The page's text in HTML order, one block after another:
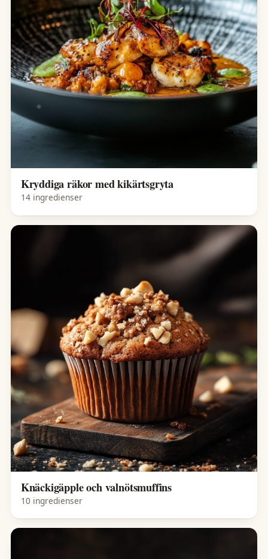
Kryddiga räkor med kikärtsgryta
14 ingredienser
Knäckigäpple och valnötsmuffins
10 ingredienser